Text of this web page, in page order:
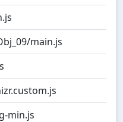
main.js
min.js